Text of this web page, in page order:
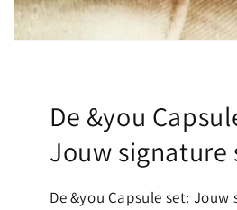
De &you
Jouw signature
De &you Capsule set: